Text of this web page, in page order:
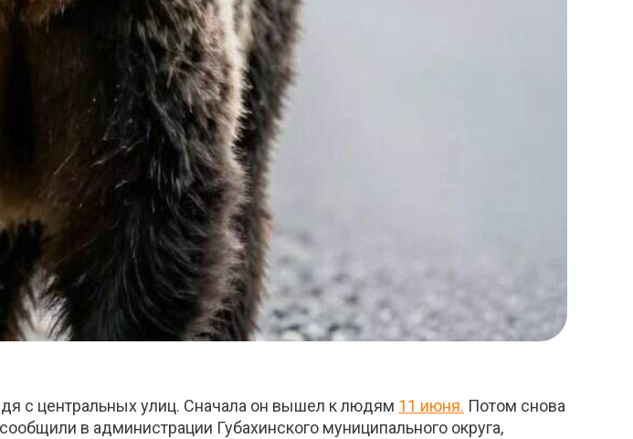
с центральных улиц. Сначала он вышел к людям 11 июня. Потом снова
в администрации Губахинского муниципального округа,